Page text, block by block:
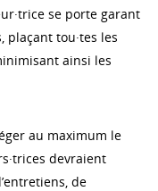
se porte garant
plaçant tou·tes les
ainsi les
au maximum le
devraient
de